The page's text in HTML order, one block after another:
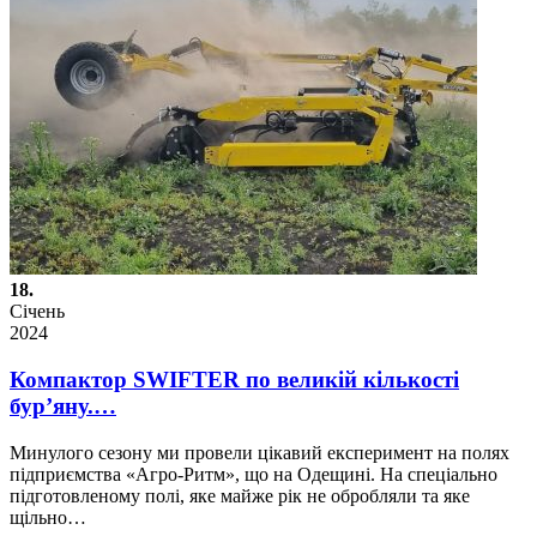
18.
Січень
2024
Компактор SWIFTER по великій кількості
бур’яну.…
Минулого сезону ми провели цікавий експеримент на полях
підприємства «Агро-Ритм», що на Одещині. На спеціально
підготовленому полі, яке майже рік не обробляли та яке
щільно…